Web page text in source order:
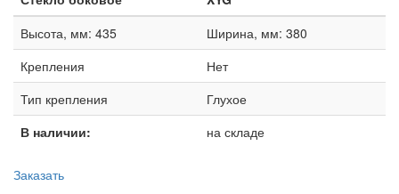
Высота, мм: 435
Ширина, мм: 380
Крепления
Нет
Тип крепления
Глухое
В наличии:
на складе
Заказать